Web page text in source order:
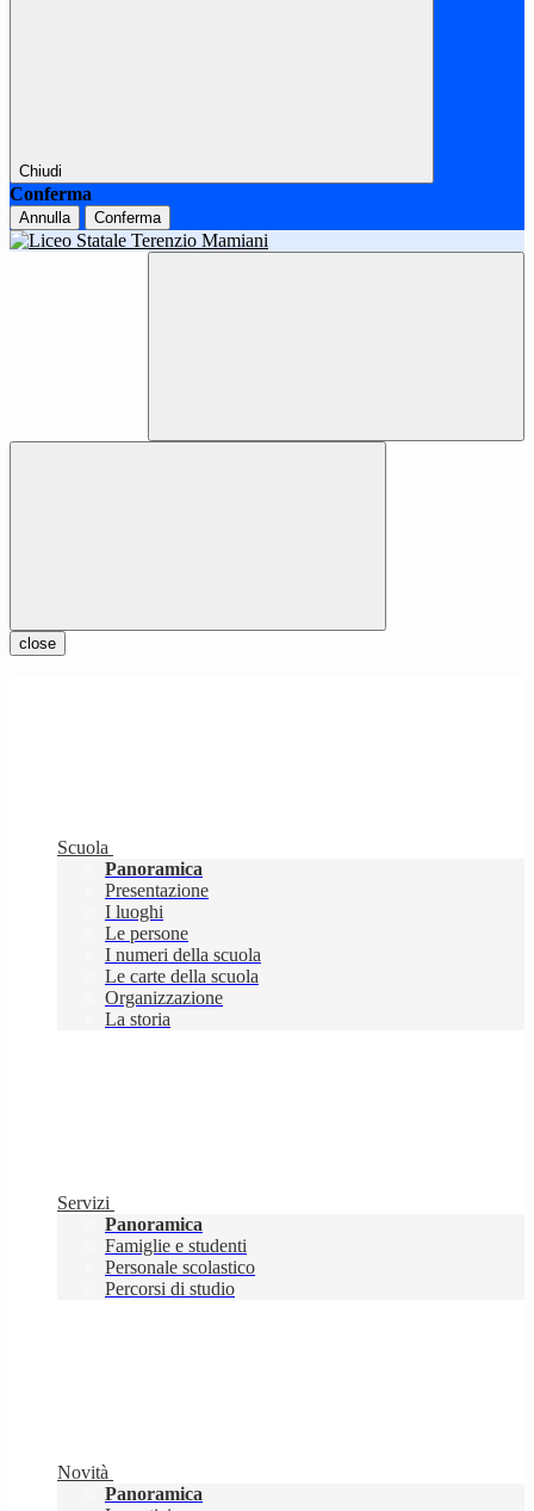
Chiudi
Conferma
Annulla Conferma
close
Scuola
Panoramica
Presentazione
I luoghi
Le persone
I numeri della scuola
Le carte della scuola
Organizzazione
La storia
Servizi
Panoramica
Famiglie e studenti
Personale scolastico
Percorsi di studio
Novità
Panoramica